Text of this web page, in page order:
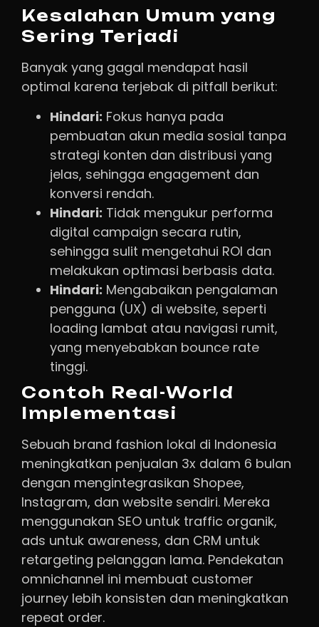
Kesalahan Umum yang
Sering Terjadi
Banyak yang gagal mendapat hasil
optimal karena terjebak di pitfall berikut:
Hindari: Fokus hanya pada
pembuatan akun media sosial tanpa
strategi konten dan distribusi yang
jelas, sehingga engagement dan
konversi rendah.
Hindari: Tidak mengukur performa
digital campaign secara rutin,
sehingga sulit mengetahui ROI dan
melakukan optimasi berbasis data.
Hindari: Mengabaikan pengalaman
pengguna (UX) di website, seperti
loading lambat atau navigasi rumit,
yang menyebabkan bounce rate
tinggi.
Contoh Real-World
Implementasi
Sebuah brand fashion lokal di Indonesia
meningkatkan penjualan 3x dalam 6 bulan
dengan mengintegrasikan Shopee,
Instagram, dan website sendiri. Mereka
menggunakan SEO untuk traffic organik,
ads untuk awareness, dan CRM untuk
retargeting pelanggan lama. Pendekatan
omnichannel ini membuat customer
journey lebih konsisten dan meningkatkan
repeat order.